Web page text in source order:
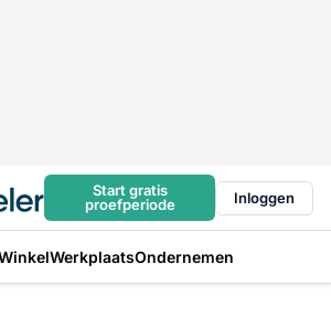
Start gratis
proefperiode
Inloggen
WerkplaatsOndernemen